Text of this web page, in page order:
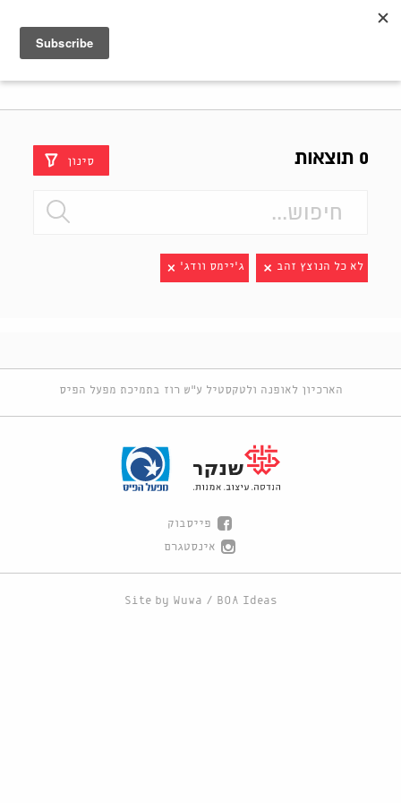
0 תוצאות סינון
לא כל הנוצץ זהב ג'יימס וודג'
הארכיון לאופנה ולטקסטיל ע"ש רוז בתמיכת מפעל הפיס
פייסבוק
אינסטגרם
Site by Wuwa / BOA Ideas